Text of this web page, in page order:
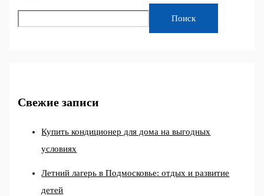
Поиск
Свежие записи
Купить кондиционер для дома на выгодных
условиях
Летний лагерь в Подмосковье: отдых и развитие
детей